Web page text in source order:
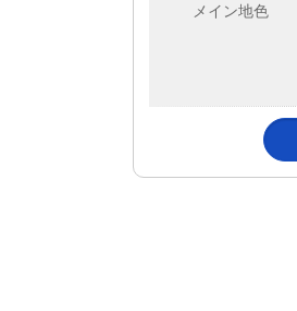
メイン地色